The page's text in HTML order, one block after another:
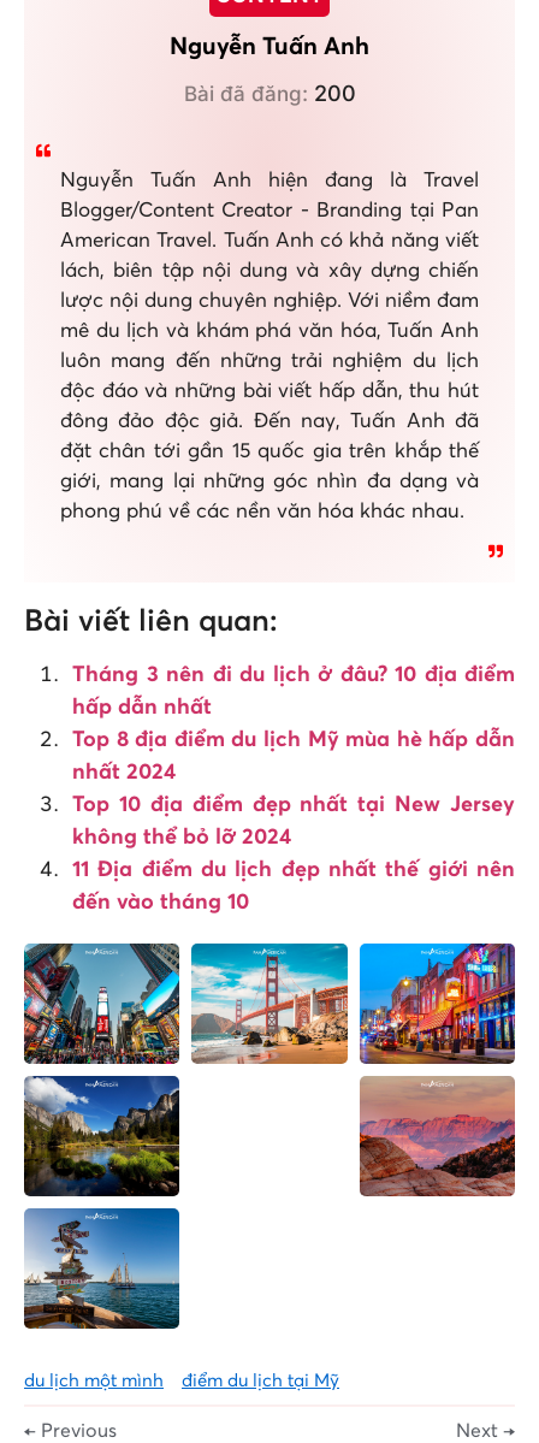
Nguyễn Tuấn Anh
Bài đã đăng: 200
Nguyễn Tuấn Anh hiện đang là Travel
Blogger/Content Creator - Branding tại Pan
American Travel. Tuấn Anh có khả năng viết
lách, biên tập nội dung và xây dựng chiến
lược nội dung chuyên nghiệp. Với niềm đam
mê du lịch và khám phá văn hóa, Tuấn Anh
luôn mang đến những trải nghiệm du lịch
độc đáo và những bài viết hấp dẫn, thu hút
đông đảo độc giả. Đến nay, Tuấn Anh đã
đặt chân tới gần 15 quốc gia trên khắp thế
giới, mang lại những góc nhìn đa dạng và
phong phú về các nền văn hóa khác nhau.
Bài viết liên quan:
Tháng 3 nên đi du lịch ở đâu? 10 địa điểm
hấp dẫn nhất
Top 8 địa điểm du lịch Mỹ mùa hè hấp dẫn
nhất 2024
Top 10 địa điểm đẹp nhất tại New Jersey
không thể bỏ lỡ 2024
11 Địa điểm du lịch đẹp nhất thế giới nên
đến vào tháng 10
du lịch một mình điểm du lịch tại Mỹ
← Previous Next →